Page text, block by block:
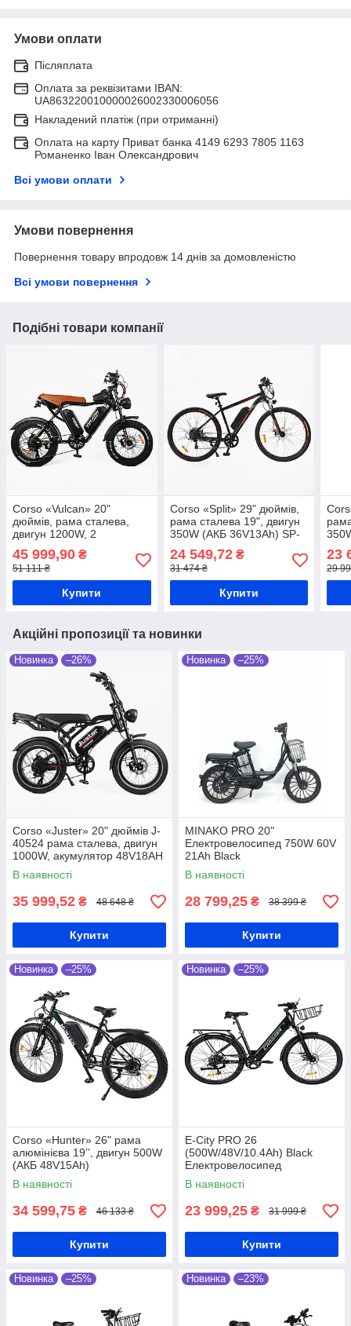
Умови оплати
Післяплата
Оплата за реквізитами IBAN:
UA863220010000026002330006056
Накладений платіж (при отриманні)
Оплата на карту Приват банка 4149 6293 7805 1163
Романенко Іван Олександрович
Всі умови оплати
Умови повернення
Повернення товару впродовж 14 днів за домовленістю
Всі умови повернення
Подібні товари компанії
Corso «Vulcan» 20"
дюймів, рама сталева,
двигун 1200W, 2
акумулятори 2х48V18AH
L-89127 фетбайк
Електровелосипед
45 999,90 ₴
51 111 ₴
Купити
Corso «Split» 29" дюймів,
рама сталева 19", двигун
350W (АКБ 36V13Ah) SP-
78019 Електровелосипед
24 549,72₴
31 474 ₴
Купити
23
29
Акційні пропозиції та новинки
Новинка –26%
Corso «Juster» 20" дюймів J-
40524 рама сталева, двигун
1000W, акумулятор 48V18AH
Електровелосипед
В наявності
35 999,52 ₴ 48 648 ₴
Купити
Новинка –25%
MINAKO PRO 20"
Електровелосипед 750W 60V
21Ah Black
В наявності
28 799,25 ₴ 38 399 ₴
Купити
Новинка –25%
Corso «Hunter» 26" рама
алюмінієва 19’’, двигун 500W
(АКБ 48V15Ah)
Електровелосипед
В наявності
34 599,75 ₴ 46 133 ₴
Купити
Новинка –25%
E-City PRO 26
(500W/48V/10.4Ah) Black
Електровелосипед
В наявності
23 999,25 ₴ 31 999 ₴
Купити
Новинка –25% Новинка –23%